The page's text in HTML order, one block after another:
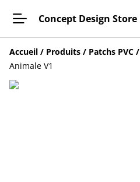
Concept Design Store
Accueil / Produits / Patchs PVC /
Animale V1